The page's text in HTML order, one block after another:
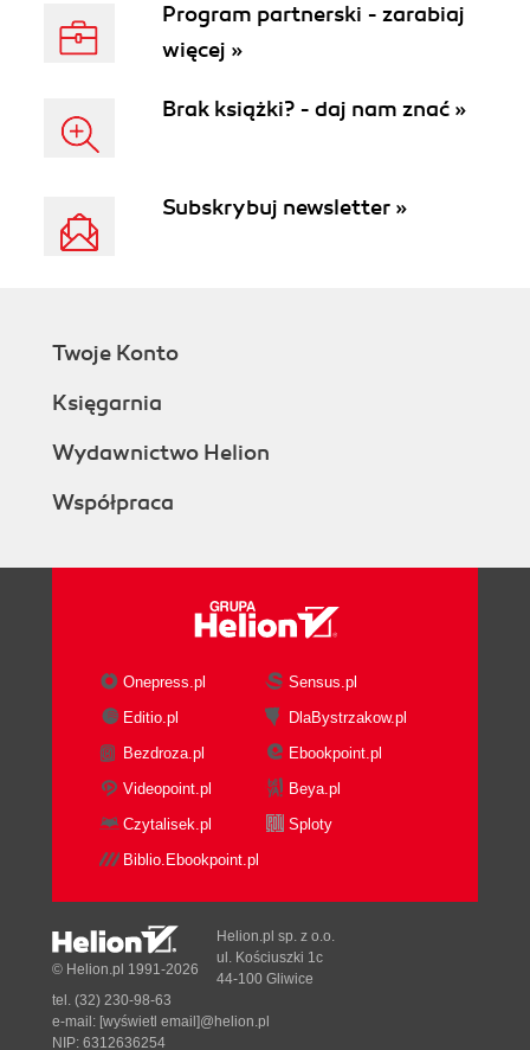
Program partnerski - zarabiaj
więcej »
Brak książki? - daj nam znać »
Subskrybuj newsletter »
Twoje Konto
Księgarnia
Wydawnictwo Helion
Współpraca
Onepress.pl
Sensus.pl
Editio.pl
DlaBystrzakow.pl
Bezdroza.pl
Ebookpoint.pl
Videopoint.pl
Beya.pl
Czytalisek.pl
Sploty
Biblio.Ebookpoint.pl
© Helion.pl 1991-2026
Helion.pl sp. z o.o.
ul. Kościuszki 1c
44-100 Gliwice
tel. (32) 230-98-63
e-mail: [wyświetl email]@helion.pl
NIP: 6312636254